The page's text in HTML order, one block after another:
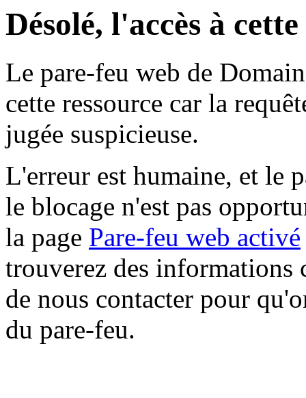
Désolé, l'accès à
Le pare-feu web de
cette ressource car la
jugée suspicieuse.
L'erreur est humaine, et le
le blocage n'est pas
la page Pare-feu web activé
trouverez des informations
de nous contacter pour
du pare-feu.